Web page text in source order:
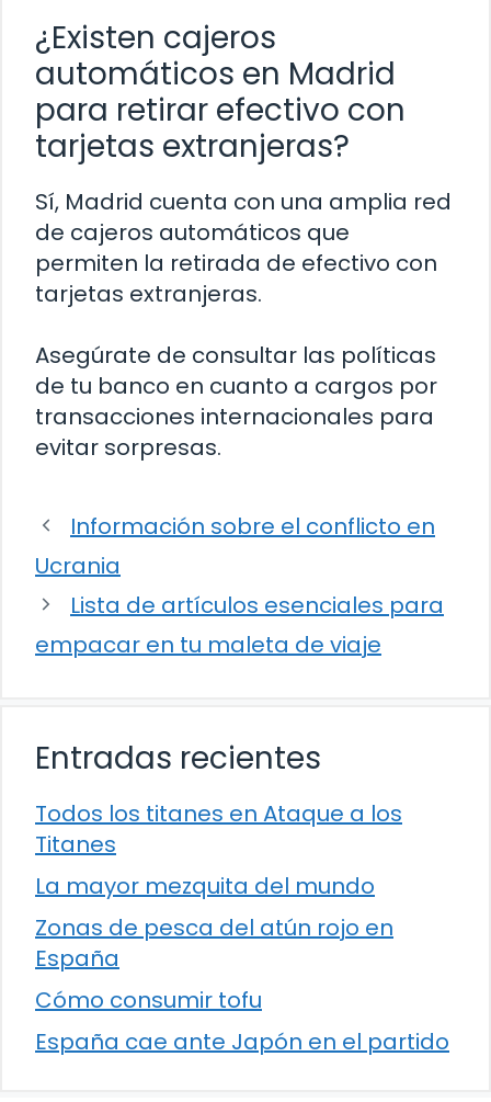
¿Existen cajeros
automáticos en Madrid
para retirar efectivo con
tarjetas extranjeras?
Sí, Madrid cuenta con una amplia red
de cajeros automáticos que
permiten la retirada de efectivo con
tarjetas extranjeras.
Asegúrate de consultar las políticas
de tu banco en cuanto a cargos por
transacciones internacionales para
evitar sorpresas.
Información sobre el conflicto en
Ucrania
Lista de artículos esenciales para
empacar en tu maleta de viaje
Entradas recientes
Todos los titanes en Ataque a los
Titanes
La mayor mezquita del mundo
Zonas de pesca del atún rojo en
España
Cómo consumir tofu
España cae ante Japón en el partido